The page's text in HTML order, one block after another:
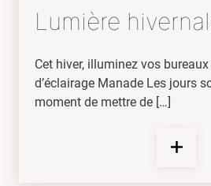
Lumière
Cet hiver, illuminez vos
d’éclairage Manade Les jours
moment de mettre de […]